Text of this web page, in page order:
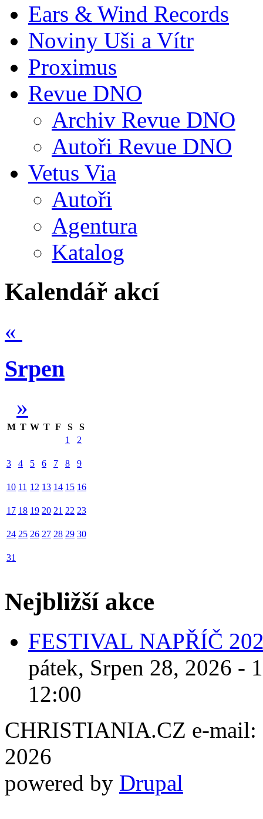
Ears & Wind Records
Noviny Uši a Vítr
Proximus
Revue DNO
Archiv Revue DNO
Autoři Revue DNO
Vetus Via
Autoři
Agentura
Katalog
Kalendář akcí
«
Srpen
»
M T W T F S
S
1
2
3 4 5 6 7 8 9
10 11 12 13 14 15 16
17 18 19 20 21 22 23
24 25 26 27 28 29 30
31
Nejbližší akce
FESTIVAL NAPŘÍČ
pátek, Srpen 28, 2026 -
12:00
CHRISTIANIA.CZ e-mail:
2026
powered by Drupal